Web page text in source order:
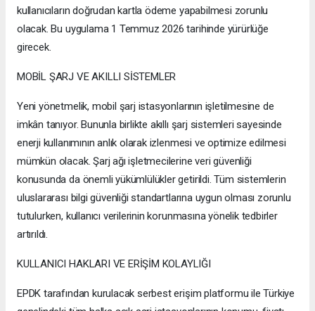
kullanıcıların doğrudan kartla ödeme yapabilmesi zorunlu
olacak. Bu uygulama 1 Temmuz 2026 tarihinde yürürlüğe
girecek.
MOBİL ŞARJ VE AKILLI SİSTEMLER
Yeni yönetmelik, mobil şarj istasyonlarının işletilmesine de
imkân tanıyor. Bununla birlikte akıllı şarj sistemleri sayesinde
enerji kullanımının anlık olarak izlenmesi ve optimize edilmesi
mümkün olacak. Şarj ağı işletmecilerine veri güvenliği
konusunda da önemli yükümlülükler getirildi. Tüm sistemlerin
uluslararası bilgi güvenliği standartlarına uygun olması zorunlu
tutulurken, kullanıcı verilerinin korunmasına yönelik tedbirler
artırıldı.
KULLANICI HAKLARI VE ERİŞİM KOLAYLIĞI
EPDK tarafından kurulacak serbest erişim platformu ile Türkiye